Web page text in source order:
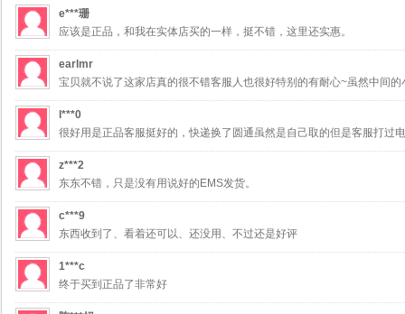
e***珊
应该是正品，和我在实体店买的一样，挺不错，这里还实惠。
earlmr
宝贝就不说了这家店真的很不错客服人也很好特别的有耐心~虽然中间
l***0
很好用是正品客服挺好的，快递换了圆通虽然是自己取的但是客服打过
z***2
东东不错，只是没有用说好的EMS发货。
c***9
东西收到了、看着还可以、还没用、不过还是好评
1***c
终于买到正品了非常好